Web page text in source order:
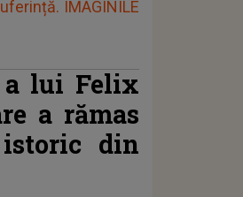
IMAGINILE
a lui Felix
a rămas
din